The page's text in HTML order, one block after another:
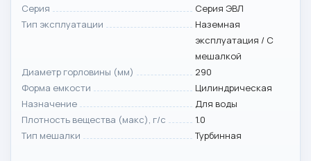
Серия
Серия ЭВЛ
Тип эксплуатации
Наземная
эксплуатация / С
мешалкой
Диаметр горловины (мм)
290
Форма емкости
Цилиндрическая
Назначение
Для воды
Плотность вещества (макс), г/с
1.0
Тип мешалки
Турбинная